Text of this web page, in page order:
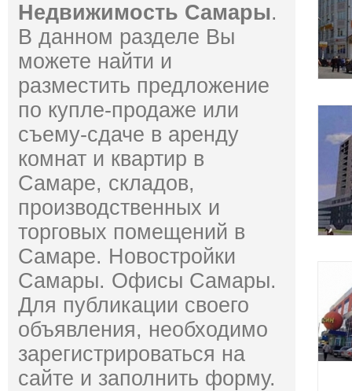
Недвижимость Самары.
В данном разделе Вы
можете найти и
разместить предложение
по купле-продаже или
съему-сдаче в аренду
комнат и квартир в
Самаре, складов,
производственных и
торговых помещений в
Самаре. Новостройки
Самары. Офисы Самары.
Для публикации своего
объявления, необходимо
зарегистрироваться на
сайте и заполнить форму.